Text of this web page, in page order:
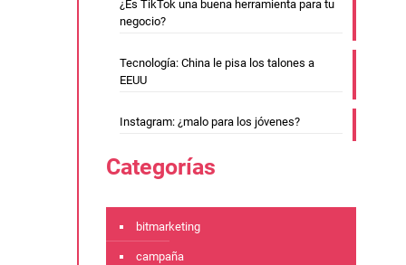
¿Es TikTok una buena herramienta para tu
negocio?
Tecnología: China le pisa los talones a
EEUU
Instagram: ¿malo para los jóvenes?
Categorías
bitmarketing
campaña